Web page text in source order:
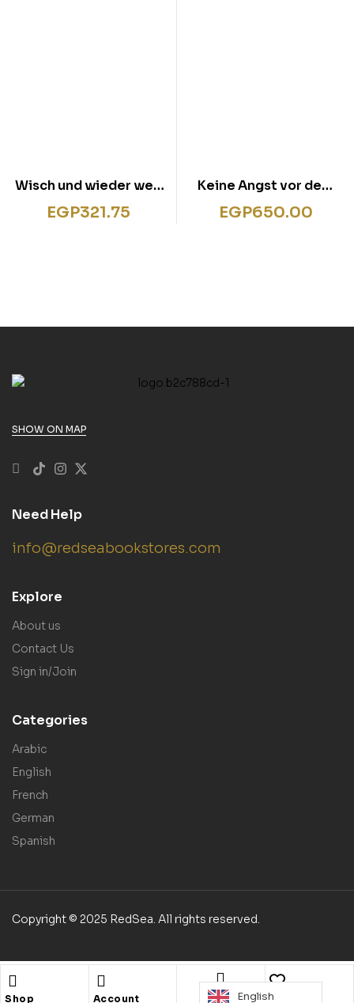
Wisch und wieder weg
– Ich lerne zeichnen 6+
EGP321.75
Keine Angst vor dem
kleinen Piks!
EGP650.00
Shop Account Search Wishlist
SHOW ON MAP
Need Help
info@redseabookstores.com
Explore
About us
Contact Us
Sign in/Join
Categories
Arabic
English
French
German
Spanish
Copyright © 2025 RedSea. All rights reserved.
English